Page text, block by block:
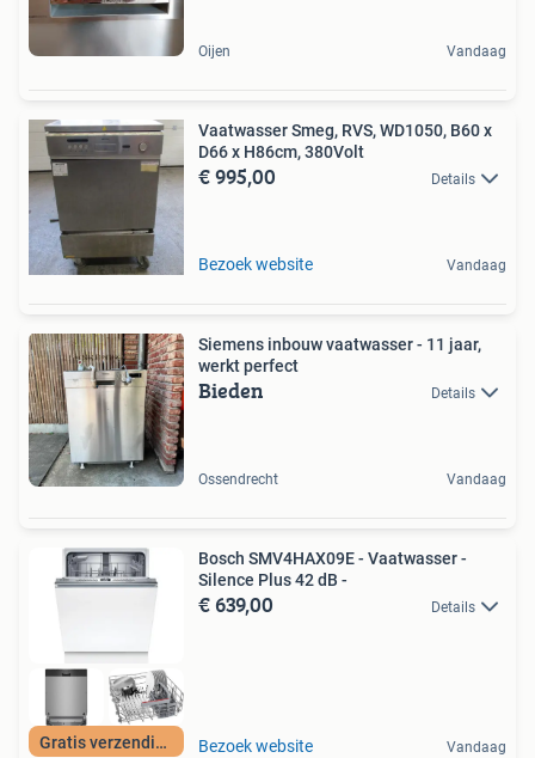
Oijen Vandaag
Vaatwasser Smeg, RVS, WD1050, B60 x
D66 x H86cm, 380Volt
€ 995,00 Details
Bezoek website Vandaag
Siemens inbouw vaatwasser - 11 jaar,
werkt perfect
Bieden Details
Ossendrecht Vandaag
Gratis verzending
Bosch SMV4HAX09E - Vaatwasser -
Silence Plus 42 dB -
€ 639,00 Details
Bezoek website Vandaag